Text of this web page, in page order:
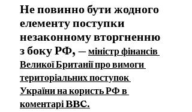
Не повинно бути жодного
елементу поступки
незаконному вторгненню
з боку РФ, — міністр фінансів
Великої Британії про вимоги
територіальних поступок
України на користь РФ в
коментарі BBC.